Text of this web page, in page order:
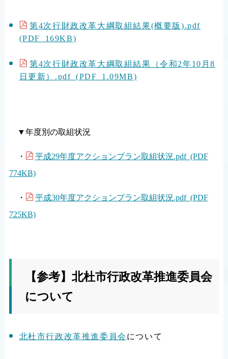
第4次行財政改革大綱取組結果(概要版).pdf
(PDF 169KB)
第4次行財政改革大綱取組結果（令和2年10月8
日更新）.pdf (PDF 1.09MB)
▼年度別の取組状況
・ 平成29年度アクションプラン取組状況.pdf (PDF
774KB)
・ 平成30年度アクションプラン取組状況.pdf (PDF
725KB)
【参考】北杜市行政改革推進委員会
について
北杜市行政改革推進委員会 について